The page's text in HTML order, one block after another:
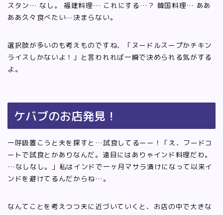
スタン… なし。 福建料理… これにする…？ 韓国料理… ああ
ああ久々食べたい⋯決まらない。
選択肢が多いのも考えものですね、「ヌードルスープかチキン
ライスしかないよ！」と言われれば一瞬で決められる気がする
よ。
ケバブのお店発見！
一呼吸置こうと夫を探すと…試食してるーー！「え、フードコ
ートで試食とかありなんだ。遠目にはありゃインド料理だわ。
…なしなし。」私はインドで一ヶ月マサラ漬けになって以来イ
ンドを避けてるんだからね…。
なんてことを考えつつ夫に近づいていくと、お店の中で大きな